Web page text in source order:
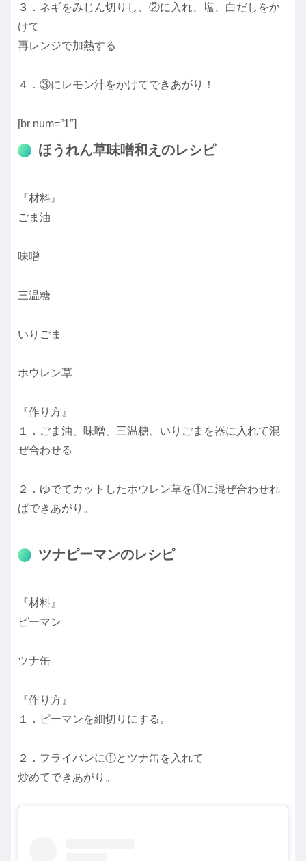
３．ネギをみじん切りし、②に入れ、塩、白だしをか
けて
再レンジで加熱する
４．③にレモン汁をかけてできあがり！
[br num=”1″]
ほうれん草味噌和えのレシピ
『材料』
ごま油
味噌
三温糖
いりごま
ホウレン草
『作り方』
１．ごま油、味噌、三温糖、いりごまを器に入れて混
ぜ合わせる
２．ゆでてカットしたホウレン草を①に混ぜ合わせれ
ばできあがり。
ツナピーマンのレシピ
『材料』
ピーマン
ツナ缶
『作り方』
１．ピーマンを細切りにする。
２．フライパンに①とツナ缶を入れて
炒めてできあがり。